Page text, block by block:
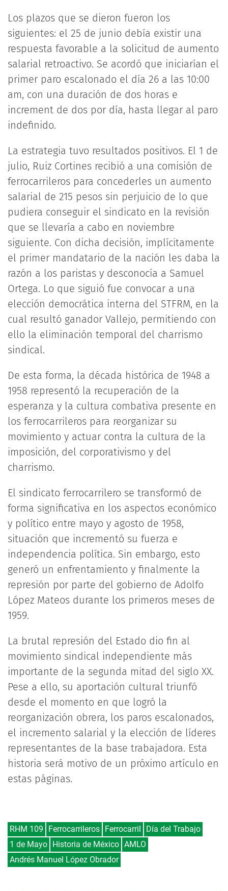
Los plazos que se dieron fueron los
siguientes: el 25 de junio debía existir una
respuesta favorable a la solicitud de aumento
salarial retroactivo. Se acordó que iniciarían el
primer paro escalonado el día 26 a las 10:00
am, con una duración de dos horas e
increment de dos por día, hasta llegar al paro
indefinido.
La estrategia tuvo resultados positivos. El 1 de
julio, Ruiz Cortines recibió a una comisión de
ferrocarrileros para concederles un aumento
salarial de 215 pesos sin perjuicio de lo que
pudiera conseguir el sindicato en la revisión
que se llevaría a cabo en noviembre
siguiente. Con dicha decisión, implícitamente
el primer mandatario de la nación les daba la
razón a los paristas y desconocía a Samuel
Ortega. Lo que siguió fue convocar a una
elección democrática interna del STFRM, en la
cual resultó ganador Vallejo, permitiendo con
ello la eliminación temporal del charrismo
sindical.
De esta forma, la década histórica de 1948 a
1958 representó la recuperación de la
esperanza y la cultura combativa presente en
los ferrocarrileros para reorganizar su
movimiento y actuar contra la cultura de la
imposición, del corporativismo y del
charrismo.
El sindicato ferrocarrilero se transformó de
forma significativa en los aspectos económico
y político entre mayo y agosto de 1958,
situación que incrementó su fuerza e
independencia política. Sin embargo, esto
generó un enfrentamiento y finalmente la
represión por parte del gobierno de Adolfo
López Mateos durante los primeros meses de
1959.
La brutal represión del Estado dio fin al
movimiento sindical independiente más
importante de la segunda mitad del siglo XX.
Pese a ello, su aportación cultural triunfó
desde el momento en que logró la
reorganización obrera, los paros escalonados,
el incremento salarial y la elección de líderes
representantes de la base trabajadora. Esta
historia será motivo de un próximo artículo en
estas páginas.
RHM 109 Ferrocarrileros Ferrocarril
Día del Trabajo
1 de Mayo
Historia de México AMLO
Andrés Manuel López Obrador